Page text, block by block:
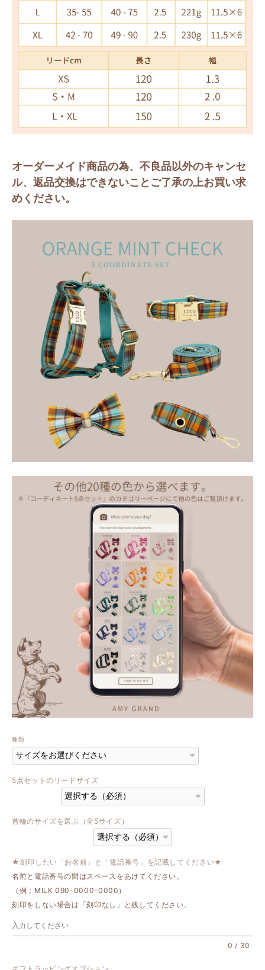
オーダーメイド商品の為、不良品以外のキャンセ
ル、返品交換はできないことご了承の上お買い求
めください。
種類
5点セットのリードサイズ
首輪のサイズを選ぶ（全5サイズ）
★刻印したい「お名前」と「電話番号」を記載してください★
名前と電話番号の間はスペースをあけてください。
（例：MILK 090-0000-0000）
刻印をしない場合は「刻印なし」と残してください。
0 / 30